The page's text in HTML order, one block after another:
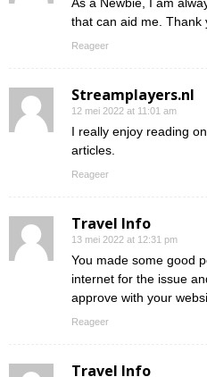
As a Newbie, I am
that can aid me. Thank
Reageer
Streamplayers.nl
12 mei 2022 at 11:01 am
I really enjoy reading
articles.
Reageer
Travel Info
13 mei 2022 at 12:31 pm
You made some good
internet for the issue
approve with your
Reageer
Travel Info